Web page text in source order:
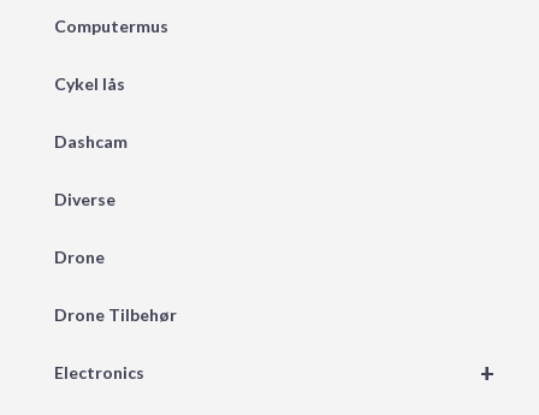
Computermus
Cykel lås
Dashcam
Diverse
Drone
Drone Tilbehør
+
Electronics